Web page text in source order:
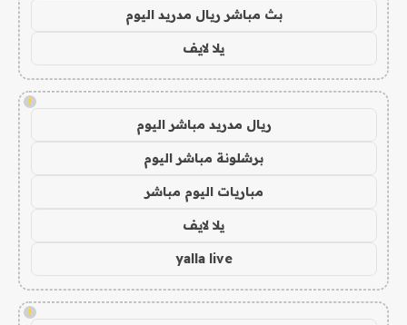
بث مباشر ريال مدريد اليوم
يلا لايف
!
ريال مدريد مباشر اليوم
برشلونة مباشر اليوم
مباريات اليوم مباشر
يلا لايف
yalla live
!